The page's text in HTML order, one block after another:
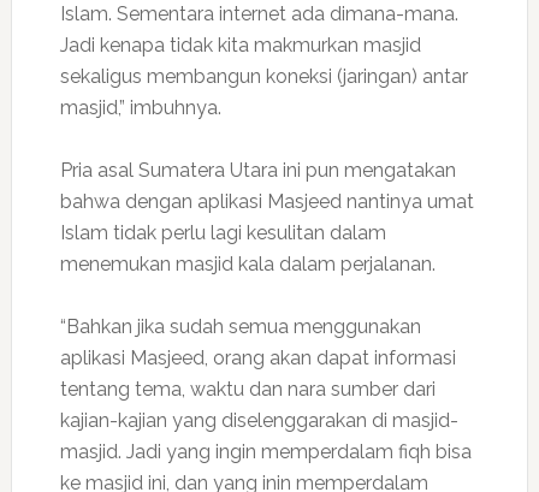
Islam. Sementara internet ada dimana-mana.
Jadi kenapa tidak kita makmurkan masjid
sekaligus membangun koneksi (jaringan) antar
masjid,” imbuhnya.
Pria asal Sumatera Utara ini pun mengatakan
bahwa dengan aplikasi Masjeed nantinya umat
Islam tidak perlu lagi kesulitan dalam
menemukan masjid kala dalam perjalanan.
“Bahkan jika sudah semua menggunakan
aplikasi Masjeed, orang akan dapat informasi
tentang tema, waktu dan nara sumber dari
kajian-kajian yang diselenggarakan di masjid-
masjid. Jadi yang ingin memperdalam fiqh bisa
ke masjid ini, dan yang inin memperdalam